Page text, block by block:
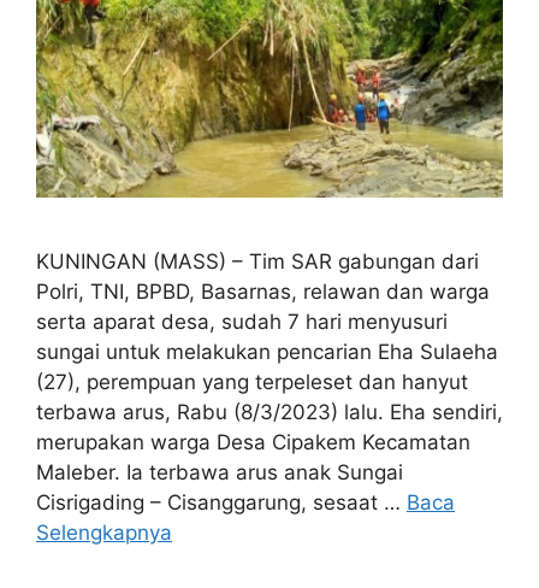
KUNINGAN (MASS) – Tim SAR gabungan dari
Polri, TNI, BPBD, Basarnas, relawan dan warga
serta aparat desa, sudah 7 hari menyusuri
sungai untuk melakukan pencarian Eha Sulaeha
(27), perempuan yang terpeleset dan hanyut
terbawa arus, Rabu (8/3/2023) lalu. Eha sendiri,
merupakan warga Desa Cipakem Kecamatan
Maleber. Ia terbawa arus anak Sungai
Cisrigading – Cisanggarung, sesaat … Baca
Selengkapnya